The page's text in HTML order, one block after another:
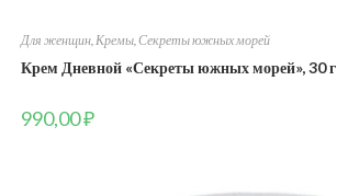
Для женщин,Кремы,Секреты южных морей
Крем Дневной «Секреты южных морей», 30 г
990,00₽